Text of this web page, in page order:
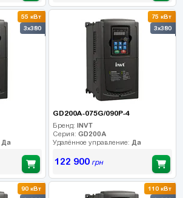
55 кВт
3x380
Да
75 кВт
3x380
GD200A-075G/090P-4
Бренд: INVT
Серия: GD200A
Удалённое управление: Да
122 900грн
90 кВт
110 кВт